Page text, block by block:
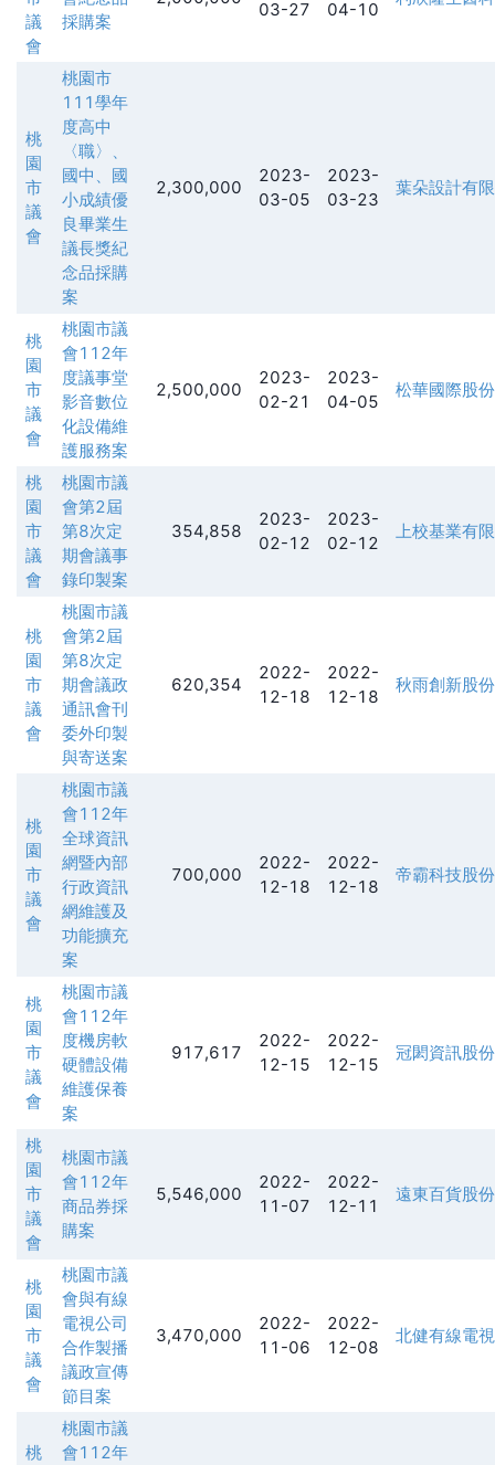
議
會
採購案
03-27 04-10
桃
園
市
議
會
桃園市
111學年
度高中
〈職〉、
國中、國
小成績優
良畢業生
議長獎紀
念品採購
案
2,300,000
2023-
03-05
2023-
03-23
葉朵設計有
桃
園
市
議
會
桃園市議
會112年
度議事堂
影音數位
化設備維
護服務案
2,500,000
2023-
02-21
2023-
04-05
松華國際股
桃
園
市
議
會
桃園市議
會第2屆
第8次定
期會議事
錄印製案
354,858
2023-
02-12
2023-
02-12
上校基業有
桃
園
市
議
會
桃園市議
會第2屆
第8次定
期會議政
通訊會刊
委外印製
與寄送案
620,354
2022-
12-18
2022-
12-18
秋雨創新股
桃
園
市
議
會
桃園市議
會112年
全球資訊
網暨內部
行政資訊
網維護及
功能擴充
案
700,000
2022-
12-18
2022-
12-18
帝霸科技股
桃
園
市
議
會
桃園市議
會112年
度機房軟
硬體設備
維護保養
案
917,617
2022-
12-15
2022-
12-15
冠閎資訊股
桃
園
市
議
會
桃園市議
會112年
商品券採
購案
5,546,000
2022-
11-07
2022-
12-11
遠東百貨股
桃
園
市
議
會
桃園市議
會與有線
電視公司
合作製播
議政宣傳
節目案
3,470,000
2022-
11-06
2022-
12-08
北健有線電
桃
桃園市議
會112年